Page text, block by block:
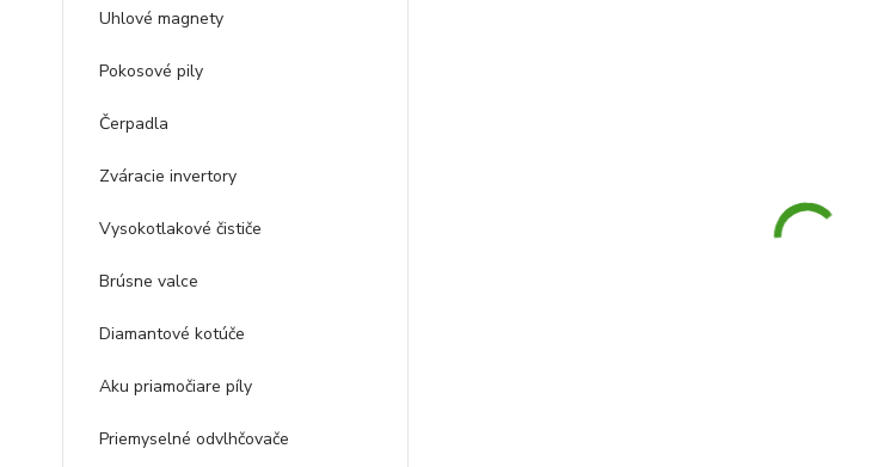
Uhlové magnety
Pokosové pily
Čerpadla
Zváracie invertory
Vysokotlakové čističe
Brúsne valce
Diamantové kotúče
Aku priamočiare píly
Priemyselné odvlhčovače